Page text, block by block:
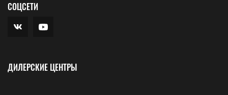
СОЦСЕТИ
ДИЛЕРСКИЕ ЦЕНТРЫ